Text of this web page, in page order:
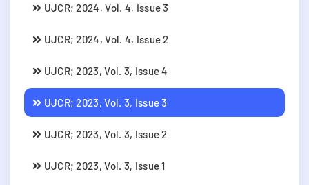
UJCR; 2024, Vol. 4, Issue 3
UJCR; 2024, Vol. 4, Issue 2
UJCR; 2023, Vol. 3, Issue 4
UJCR; 2023, Vol. 3, Issue 3
UJCR; 2023, Vol. 3, Issue 2
UJCR; 2023, Vol. 3, Issue 1